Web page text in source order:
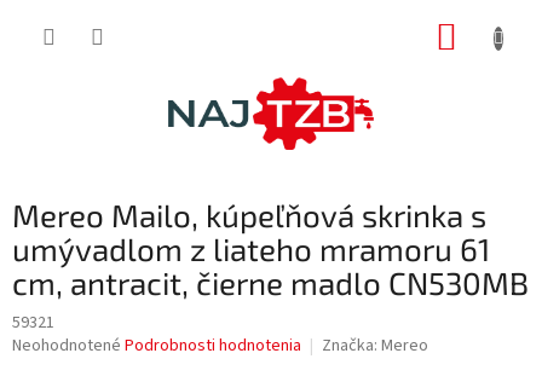
Mereo Mailo, kúpeľňová skrinka s
umývadlom z liateho mramoru 61
cm, antracit, čierne madlo CN530MB
59321
Priemerné
Neohodnotené Podrobnosti hodnotenia Značka: Mereo